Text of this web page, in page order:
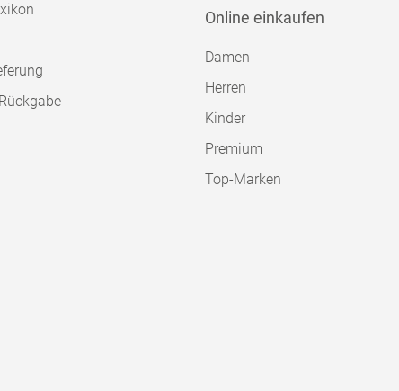
Online einkaufen
Damen
Herren
Kinder
Premium
Top-Marken